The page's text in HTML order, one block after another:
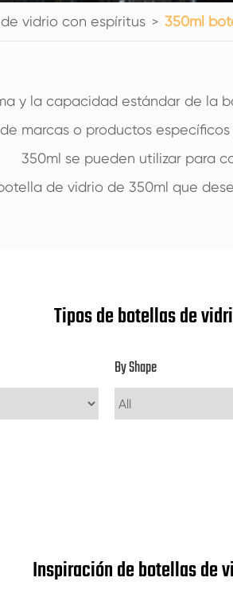
150ml botellas de vidrio de
vidrio con espíritus 350ml
y la capacidad estándar de la
marcas o productos
350ml se pueden utilizar para
de vidrio de 350ml que
Tipos de botellas de
By Shape
Inspiración de botellas de